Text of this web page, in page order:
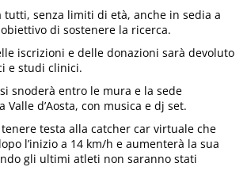
tutti, senza limiti di età, anche in sedia a
di sostenere la ricerca.
iscrizioni e delle donazioni sarà devoluto
e studi clinici.
snoderà entro le mura e la sede
Valle d’Aosta, con musica e dj set.
testa alla catcher car virtuale che
l’inizio a 14 km/h e aumenterà la sua
gli ultimi atleti non saranno stati